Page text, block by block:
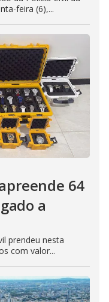
feira (6),...
64
a
prendeu nesta
com valor...